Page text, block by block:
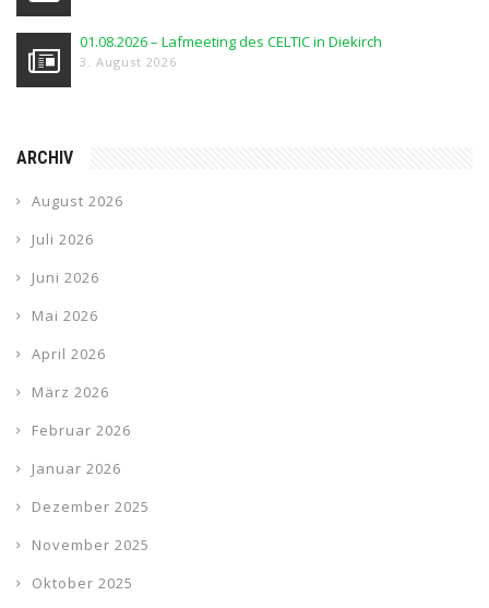
01.08.2026 – Lafmeeting des CELTIC in Diekirch
3. August 2026
ARCHIV
August 2026
Juli 2026
Juni 2026
Mai 2026
April 2026
März 2026
Februar 2026
Januar 2026
Dezember 2025
November 2025
Oktober 2025